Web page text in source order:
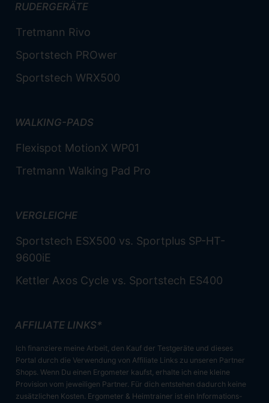
RUDERGERÄTE
Tretmann Rivo
Sportstech PROwer
Sportstech WRX500
WALKING-PADS
Flexispot MotionX WP01
Tretmann Walking Pad Pro
VERGLEICHE
Sportstech ESX500 vs. Sportplus SP-HT-
9600iE
Kettler Axos Cycle vs. Sportstech ES400
AFFILIATE LINKS*
Ich finanziere meine Arbeit, den Kauf der Testgeräte und dieses
Portal durch die Verwendung von Affiliate Links zu unseren Partner
Shops. Wenn Du einen Ergometer kaufst, erhalte ich eine kleine
Provision vom jeweiligen Partner. Für dich entstehen dadurch keine
zusätzlichen Kosten. Ergometer & Heimtrainer ist ein Informations-